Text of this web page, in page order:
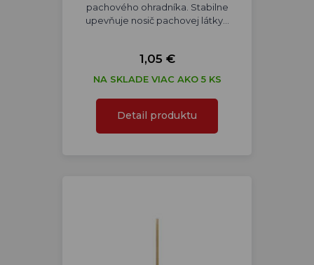
pachového ohradníka. Stabilne
upevňuje nosič pachovej látky…
1,05 €
NA SKLADE VIAC AKO 5 KS
Detail produktu